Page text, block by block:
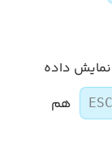
نمایش داده
ESC
هم